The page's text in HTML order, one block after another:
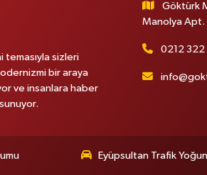
sizleri
bir araya
ve insanlara haber
Göktürk
Manolya Apt.
0212 322
Eyüpsultan Trafik